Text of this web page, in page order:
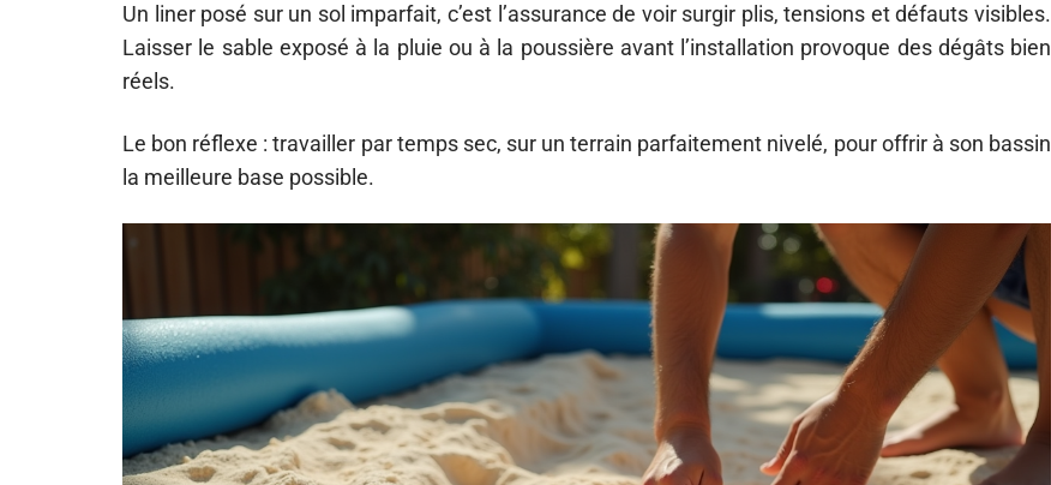
Un liner posé sur un sol imparfait, c’est l’assurance de voir surgir plis, tensions et défauts visibles.
Laisser le sable exposé à la pluie ou à la poussière avant l’installation provoque des dégâts bien
réels.
Le bon réflexe : travailler par temps sec, sur un terrain parfaitement nivelé, pour offrir à son bassin
la meilleure base possible.